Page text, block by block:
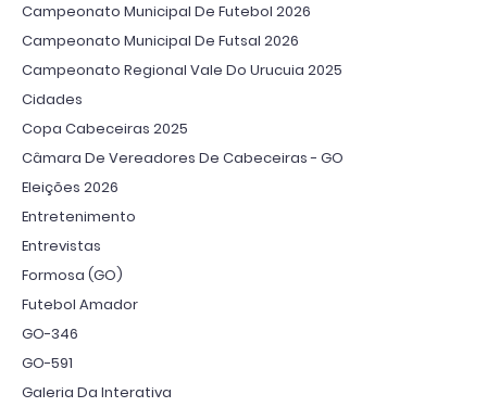
Campeonato Municipal De Futebol 2026
Campeonato Municipal De Futsal 2026
Campeonato Regional Vale Do Urucuia 2025
Cidades
Copa Cabeceiras 2025
Câmara De Vereadores De Cabeceiras - GO
Eleições 2026
Entretenimento
Entrevistas
Formosa (GO)
Futebol Amador
GO-346
GO-591
Galeria Da Interativa